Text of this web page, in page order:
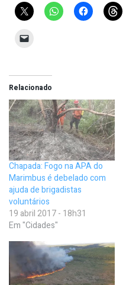
Relacionado
Chapada: Fogo na APA do
Marimbus é debelado com
ajuda de brigadistas
voluntários
19 abril 2017 - 18h31
Em "Cidades"